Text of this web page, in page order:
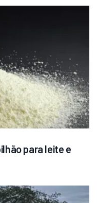
para leite e